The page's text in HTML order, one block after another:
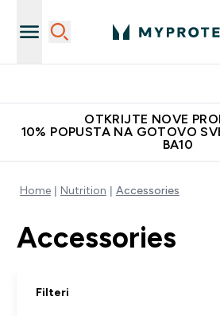
OTKRIJTE NOVE
10% POPUSTA NA GOTOVO
BA10
Home Nutrition Accessories
Accessories
Filteri